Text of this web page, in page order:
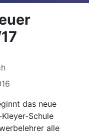
das neue
Schule
alle